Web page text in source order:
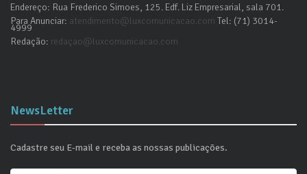
Endereço: Rua Frederico Simoes, 125. Edf. Liz Empresarial, sala 701.
Para Anunciar: atendimento@luxcomunicacao.com Tel: (71) 3014-
4999
Redação: redaçao@luxcomunicacao.com
NewsLetter
Cadastre seu E-mail e receba as nossas publicações.